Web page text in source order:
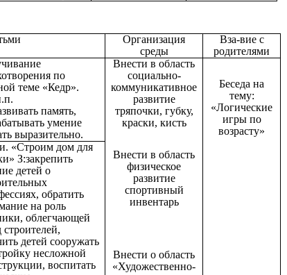
Организация
среды
Вза-вие с
родителями
по
теме «Кедр».
память,
умение
выразительно.
Внести в область
социально-
коммуникативное
развитие
тряпочки, губку,
краски, кисть
Внести в область
физическое
развитие
спортивный
инвентарь
Внести о область
«Художественно-
Беседа на
тему:
«Логические
игры по
возрасту»
«Строим дом для
З:закрепить
детей о
обратить
на роль
облегчающей
строителей,
детей сооружать
несложной
воспитать